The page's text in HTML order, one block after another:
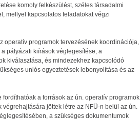
nézetváltozat
komoly felkészülést, széles társadalmi
mellyel kapcsolatos feladatokat végzi
operatív programok tervezésének koordinációja,
pályázati kiírások véglegesítése, a
kiválasztása, és mindezekhez kapcsolódó
uniós egyeztetések lebonyolítása és az
a források az ún. operatív programok
jöttek létre az NFÜ-n belül az ún.
a szükséges dokumentumok